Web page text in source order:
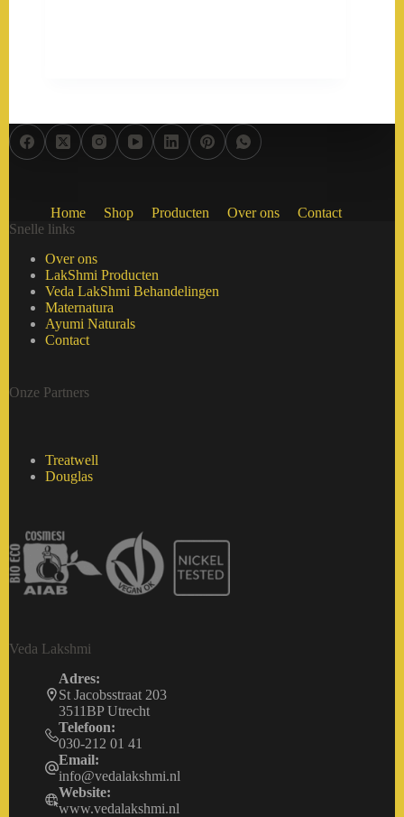
Home Shop Producten Over ons
Contact
Snelle links
Over ons
LakShmi Producten
Veda LakShmi Behandelingen
Maternatura
Ayumi Naturals
Contact
Onze Partners
Treatwell
Douglas
Veda Lakshmi
Adres:
St Jacobsstraat 203
3511BP Utrecht
Telefoon:
030-212 01 41
Email:
info@vedalakshmi.nl
Website:
www.vedalakshmi.nl